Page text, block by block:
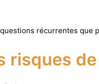
récurrentes que
risques